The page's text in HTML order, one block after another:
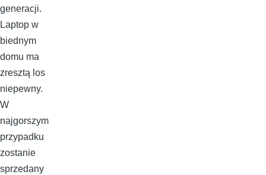
generacji.
Laptop w
biednym
domu ma
zresztą los
niepewny.
W
najgorszym
przypadku
zostanie
sprzedany